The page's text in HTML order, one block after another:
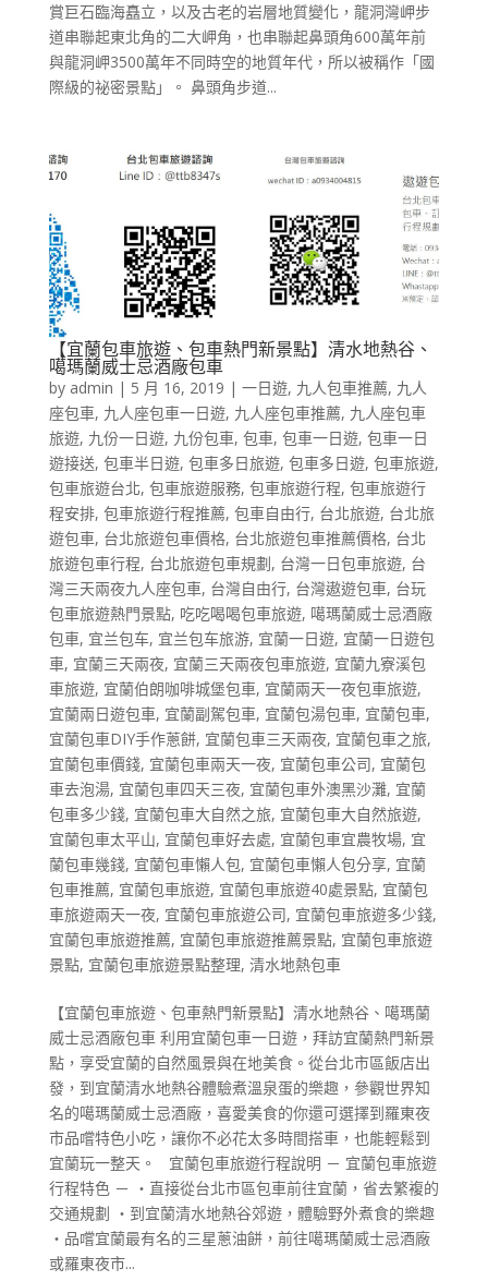
賞巨石臨海矗立，以及古老的岩層地質變化，龍洞灣岬步
道串聯起東北角的二大岬角，也串聯起鼻頭角600萬年前
與龍洞岬3500萬年不同時空的地質年代，所以被稱作「國
際級的祕密景點」。 鼻頭角步道...
【宜蘭包車旅遊、包車熱門新景點】清水地熱谷、
噶瑪蘭威士忌酒廠包車
by admin | 5 月 16, 2019 | 一日遊, 九人包車推薦, 九人
座包車, 九人座包車一日遊, 九人座包車推薦, 九人座包車
旅遊, 九份一日遊, 九份包車, 包車, 包車一日遊, 包車一日
遊接送, 包車半日遊, 包車多日旅遊, 包車多日遊, 包車旅遊,
包車旅遊台北, 包車旅遊服務, 包車旅遊行程, 包車旅遊行
程安排, 包車旅遊行程推薦, 包車自由行, 台北旅遊, 台北旅
遊包車, 台北旅遊包車價格, 台北旅遊包車推薦價格, 台北
旅遊包車行程, 台北旅遊包車規劃, 台灣一日包車旅遊, 台
灣三天兩夜九人座包車, 台灣自由行, 台灣遨遊包車, 台玩
包車旅遊熱門景點, 吃吃喝喝包車旅遊, 噶瑪蘭威士忌酒廠
包車, 宜兰包车, 宜兰包车旅游, 宜蘭一日遊, 宜蘭一日遊包
車, 宜蘭三天兩夜, 宜蘭三天兩夜包車旅遊, 宜蘭九寮溪包
車旅遊, 宜蘭伯朗咖啡城堡包車, 宜蘭兩天一夜包車旅遊,
宜蘭兩日遊包車, 宜蘭副駕包車, 宜蘭包湯包車, 宜蘭包車,
宜蘭包車DIY手作蔥餅, 宜蘭包車三天兩夜, 宜蘭包車之旅,
宜蘭包車價錢, 宜蘭包車兩天一夜, 宜蘭包車公司, 宜蘭包
車去泡湯, 宜蘭包車四天三夜, 宜蘭包車外澳黑沙灘, 宜蘭
包車多少錢, 宜蘭包車大自然之旅, 宜蘭包車大自然旅遊,
宜蘭包車太平山, 宜蘭包車好去處, 宜蘭包車宜農牧場, 宜
蘭包車幾錢, 宜蘭包車懶人包, 宜蘭包車懶人包分享, 宜蘭
包車推薦, 宜蘭包車旅遊, 宜蘭包車旅遊40處景點, 宜蘭包
車旅遊兩天一夜, 宜蘭包車旅遊公司, 宜蘭包車旅遊多少錢,
宜蘭包車旅遊推薦, 宜蘭包車旅遊推薦景點, 宜蘭包車旅遊
景點, 宜蘭包車旅遊景點整理, 清水地熱包車
【宜蘭包車旅遊、包車熱門新景點】清水地熱谷、噶瑪蘭
威士忌酒廠包車 利用宜蘭包車一日遊，拜訪宜蘭熱門新景
點，享受宜蘭的自然風景與在地美食。從台北市區飯店出
發，到宜蘭清水地熱谷體驗煮溫泉蛋的樂趣，參觀世界知
名的噶瑪蘭威士忌酒廠，喜愛美食的你還可選擇到羅東夜
市品嚐特色小吃，讓你不必花太多時間搭車，也能輕鬆到
宜蘭玩一整天。 宜蘭包車旅遊行程說明 － 宜蘭包車旅遊
行程特色 － ・直接從台北市區包車前往宜蘭，省去繁複的
交通規劃 ・到宜蘭清水地熱谷郊遊，體驗野外煮食的樂趣
・品嚐宜蘭最有名的三星蔥油餅，前往噶瑪蘭威士忌酒廠
或羅東夜市...